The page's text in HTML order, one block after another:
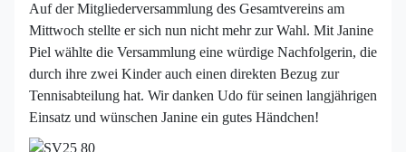
Auf der Mitgliederversammlung des Gesamtvereins am
Mittwoch stellte er sich nun nicht mehr zur Wahl. Mit Janine
Piel wählte die Versammlung eine würdige Nachfolgerin, die
durch ihre zwei Kinder auch einen direkten Bezug zur
Tennisabteilung hat. Wir danken Udo für seinen langjährigen
Einsatz und wünschen Janine ein gutes Händchen!